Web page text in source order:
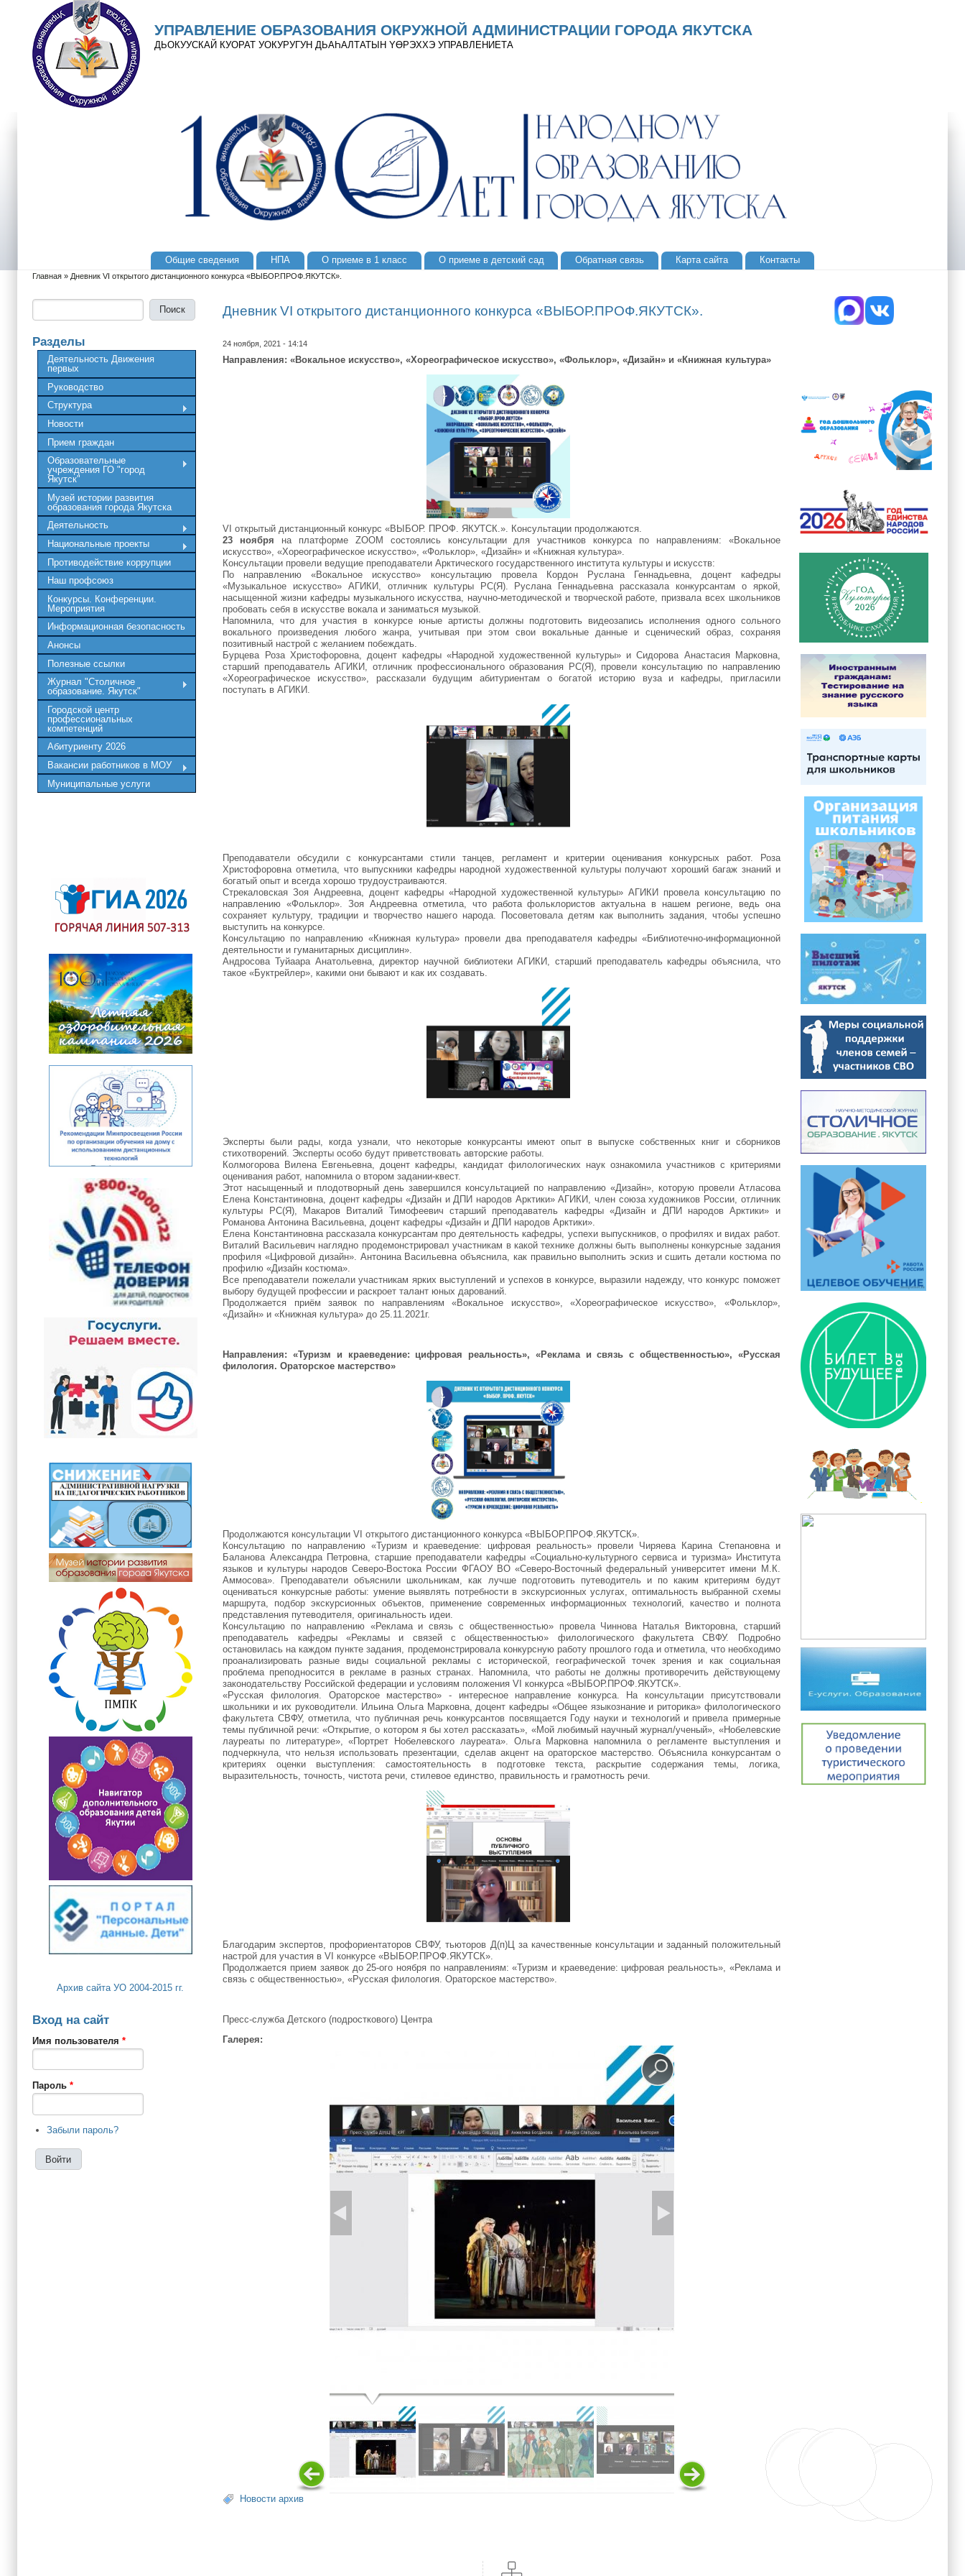
Перейти к основному содержанию
Skip to search
УПРАВЛЕНИЕ ОБРАЗОВАНИЯ ОКРУЖНОЙ АДМИНИСТРАЦИИ ГОРОДА ЯКУТСКА
ДЬОКУУСКАЙ КУОРАТ УОКУРУГУН ДЬАҺАЛТАТЫН YӨРЭХХЭ УПРАВЛЕНИЕТА
Общие сведения НПА О приеме в 1 класс О приеме в детский сад Обратная связь Карта сайта Контакты
Вы здесь
Главная » Дневник VI открытого дистанционного конкурса «ВЫБОР.ПРОФ.ЯКУТСК».
Разделы
Деятельность Движения
первых
Руководство
Структура
Новости
Прием граждан
Образовательные
учреждения ГО "город
Якутск"
Музей истории развития
образования города Якутска
Деятельность
Национальные проекты
Противодействие коррупции
Наш профсоюз
Конкурсы. Конференции.
Мероприятия
Информационная безопасность
Анонсы
Полезные ссылки
Журнал "Столичное
образование. Якутск"
Городской центр
профессиональных
компетенций
Абитуриенту 2026
Вакансии работников в МОУ
Муниципальные услуги
Архив сайта УО 2004-2015 гг.
Вход на сайт
Имя пользователя *
Пароль *
Забыли пароль?
Дневник VI открытого дистанционного конкурса «ВЫБОР.ПРОФ.ЯКУТСК».
24 ноября, 2021 - 14:14
Направления: «Вокальное искусство», «Хореографическое искусство», «Фольклор», «Дизайн» и «Книжная культура»
VI открытый дистанционный конкурс «ВЫБОР. ПРОФ. ЯКУТСК.». Консультации продолжаются.
23 ноября на платформе ZOOM состоялись консультации для участников конкурса по направлениям: «Вокальное
искусство», «Хореографическое искусство», «Фольклор», «Дизайн» и «Книжная культура».
Консультации провели ведущие преподаватели Арктического государственного института культуры и искусств:
По направлению «Вокальное искусство» консультацию провела Кордон Руслана Геннадьевна, доцент кафедры
«Музыкальное искусство» АГИКИ, отличник культуры РС(Я). Руслана Геннадьевна рассказала конкурсантам о яркой,
насыщенной жизни кафедры музыкального искусства, научно-методической и творческой работе, призвала всех школьников
пробовать себя в искусстве вокала и заниматься музыкой.
Напомнила, что для участия в конкурсе юные артисты должны подготовить видеозапись исполнения одного сольного
вокального произведения любого жанра, учитывая при этом свои вокальные данные и сценический образ, сохраняя
позитивный настрой с желанием побеждать.
Бурцева Роза Христофоровна, доцент кафедры «Народной художественной культуры» и Сидорова Анастасия Марковна,
старший преподаватель АГИКИ, отличник профессионального образования РС(Я), провели консультацию по направлению
«Хореографическое искусство», рассказали будущим абитуриентам о богатой историю вуза и кафедры, пригласили
поступать в АГИКИ.
Преподаватели обсудили с конкурсантами стили танцев, регламент и критерии оценивания конкурсных работ. Роза
Христофоровна отметила, что выпускники кафедры народной художественной культуры получают хороший багаж знаний и
богатый опыт и всегда хорошо трудоустраиваются.
Стрекаловская Зоя Андреевна, доцент кафедры «Народной художественной культуры» АГИКИ провела консультацию по
направлению «Фольклор». Зоя Андреевна отметила, что работа фольклористов актуальна в нашем регионе, ведь она
сохраняет культуру, традиции и творчество нашего народа. Посоветовала детям как выполнить задания, чтобы успешно
выступить на конкурсе.
Консультацию по направлению «Книжная культура» провели два преподавателя кафедры «Библиотечно-информационной
деятельности и гуманитарных дисциплин».
Андросова Туйаара Анатольевна, директор научной библиотеки АГИКИ, старший преподаватель кафедры объяснила, что
такое «Буктрейлер», какими они бывают и как их создавать.
Эксперты были рады, когда узнали, что некоторые конкурсанты имеют опыт в выпуске собственных книг и сборников
стихотворений. Эксперты особо будут приветствовать авторские работы.
Колмогорова Вилена Евгеньевна, доцент кафедры, кандидат филологических наук ознакомила участников с критериями
оценивания работ, напомнила о втором задании-квест.
Этот насыщенный и плодотворный день завершился консультацией по направлению «Дизайн», которую провели Атласова
Елена Константиновна, доцент кафедры «Дизайн и ДПИ народов Арктики» АГИКИ, член союза художников России, отличник
культуры РС(Я), Макаров Виталий Тимофеевич старший преподаватель кафедры «Дизайн и ДПИ народов Арктики» и
Романова Антонина Васильевна, доцент кафедры «Дизайн и ДПИ народов Арктики».
Елена Константиновна рассказала конкурсантам про деятельность кафедры, успехи выпускников, о профилях и видах работ.
Виталий Васильевич наглядно продемонстрировал участникам в какой технике должны быть выполнены конкурсные задания
профиля «Цифровой дизайн». Антонина Васильевна объяснила, как правильно выполнить эскиз и сшить детали костюма по
профилю «Дизайн костюма».
Все преподаватели пожелали участникам ярких выступлений и успехов в конкурсе, выразили надежду, что конкурс поможет
выбору будущей профессии и раскроет талант юных дарований.
Продолжается приём заявок по направлениям «Вокальное искусство», «Хореографическое искусство», «Фольклор»,
«Дизайн» и «Книжная культура» до 25.11.2021г.
Направления: «Туризм и краеведение: цифровая реальность», «Реклама и связь с общественностью», «Русская
филология. Ораторское мастерство»
Продолжаются консультации VI открытого дистанционного конкурса «ВЫБОР.ПРОФ.ЯКУТСК».
Консультацию по направлению «Туризм и краеведение: цифровая реальность» провели Чиряева Карина Степановна и
Баланова Александра Петровна, старшие преподаватели кафедры «Социально-культурного сервиса и туризма» Института
языков и культуры народов Северо-Востока России ФГАОУ ВО «Северо-Восточный федеральный университет имени М.К.
Аммосова». Преподаватели объяснили школьникам, как лучше подготовить путеводитель и по каким критериям будут
оцениваться конкурсные работы: умение выявлять потребности в экскурсионных услугах, оптимальность выбранной схемы
маршрута, подбор экскурсионных объектов, применение современных информационных технологий, качество и полнота
представления путеводителя, оригинальность идеи.
Консультацию по направлению «Реклама и связь с общественностью» провела Чиннова Наталья Викторовна, старший
преподаватель кафедры «Рекламы и связей с общественностью» филологического факультета СВФУ. Подробно
остановилась на каждом пункте задания, продемонстрировала конкурсную работу прошлого года и отметила, что необходимо
проанализировать разные виды социальной рекламы с исторической, географической точек зрения и как социальная
проблема преподносится в рекламе в разных странах. Напомнила, что работы не должны противоречить действующему
законодательству Российской федерации и условиям положения VI конкурса «ВЫБОР.ПРОФ.ЯКУТСК».
«Русская филология. Ораторское мастерство» - интересное направление конкурса. На консультации присутствовали
школьники и их руководители. Ильина Ольга Марковна, доцент кафедры «Общее языкознание и риторика» филологического
факультета СВФУ, отметила, что публичная речь конкурсантов посвящается Году науки и технологий и привела примерные
темы публичной речи: «Открытие, о котором я бы хотел рассказать», «Мой любимый научный журнал/ученый», «Нобелевские
лауреаты по литературе», «Портрет Нобелевского лауреата». Ольга Марковна напомнила о регламенте выступления и
подчеркнула, что нельзя использовать презентации, сделав акцент на ораторское мастерство. Объяснила конкурсантам о
критериях оценки выступления: самостоятельность в подготовке текста, раскрытие содержания темы, логика,
выразительность, точность, чистота речи, стилевое единство, правильность и грамотность речи.
Благодарим экспертов, профориентаторов СВФУ, тьюторов Д(п)Ц за качественные консультации и заданный положительный
настрой для участия в VI конкурсе «ВЫБОР.ПРОФ.ЯКУТСК».
Продолжается прием заявок до 25-ого ноября по направлениям: «Туризм и краеведение: цифровая реальность», «Реклама и
связь с общественностью», «Русская филология. Ораторское мастерство».
Пресс-служба Детского (подросткового) Центра
Галерея:
Новости архив